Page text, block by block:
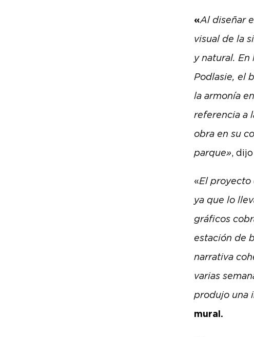
«Al diseñar
visual de la
y natural. En
Podlasie, el
la armonía
referencia a
obra en su
parque», dijo
«El proyecto
ya que lo
gráficos
estación de
narrativa
varias
produjo una
mural.